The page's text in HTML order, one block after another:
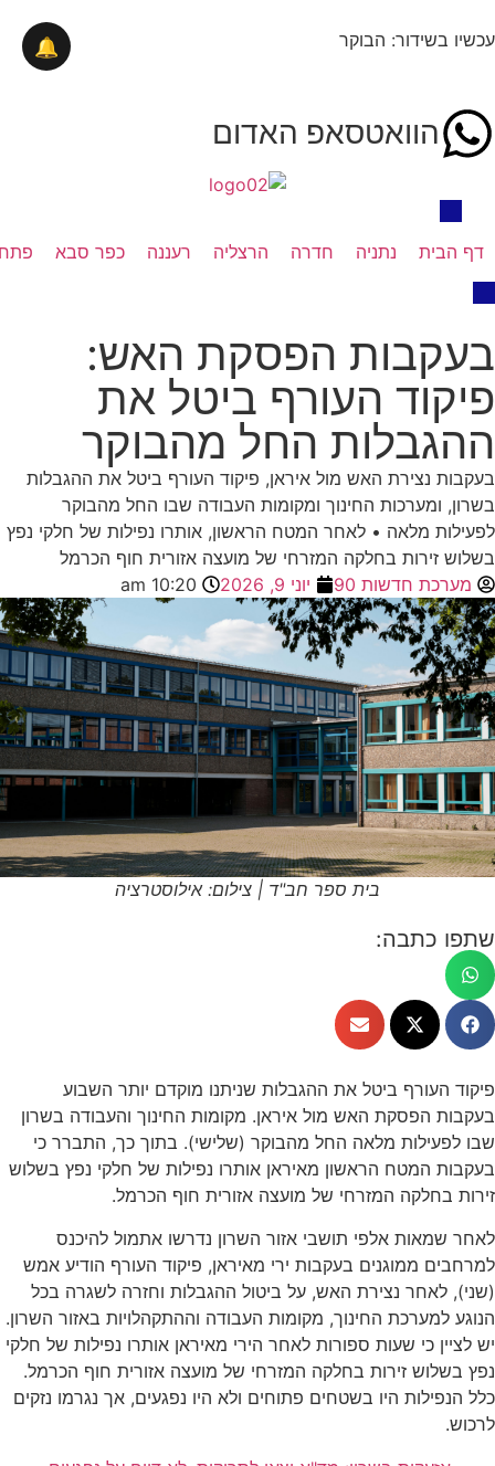
עכשיו בשידור: הבוקר
הוואטסאפ האדום
דף הבית נתניה חדרה הרצליה רעננה כפר סבא
בעקבות הפסקת האש:
פיקוד העורף ביטל את
ההגבלות החל מהבוקר
בעקבות נצירת האש מול איראן, פיקוד העורף ביטל את ההגבלות
בשרון, ומערכות החינוך ומקומות העבודה שבו החל מהבוקר
לפעילות מלאה • לאחר המטח הראשון, אותרו נפילות של חלקי נפץ
בשלוש זירות בחלקה המזרחי של מועצה אזורית חוף הכרמל
מערכת חדשות 90
יוני 9, 2026 10:20 am
בית ספר חב"ד | צילום: אילוסטרציה
שתפו כתבה:
פיקוד העורף ביטל את ההגבלות שניתנו מוקדם יותר השבוע
בעקבות הפסקת האש מול איראן. מקומות החינוך והעבודה בשרון
שבו לפעילות מלאה החל מהבוקר (שלישי). בתוך כך, התברר כי
בעקבות המטח הראשון מאיראן אותרו נפילות של חלקי נפץ בשלוש
זירות בחלקה המזרחי של מועצה אזורית חוף הכרמל.
לאחר שמאות אלפי תושבי אזור השרון נדרשו אתמול להיכנס
למרחבים ממוגנים בעקבות ירי מאיראן, פיקוד העורף הודיע אמש
(שני), לאחר נצירת האש, על ביטול ההגבלות וחזרה לשגרה בכל
הנוגע למערכת החינוך, מקומות העבודה וההתקהלויות באזור השרון.
יש לציין כי שעות ספורות לאחר הירי מאיראן אותרו נפילות של חלקי
נפץ בשלוש זירות בחלקה המזרחי של מועצה אזורית חוף הכרמל.
כלל הנפילות היו בשטחים פתוחים ולא היו נפגעים, אך נגרמו נזקים
לרכוש.
🔔